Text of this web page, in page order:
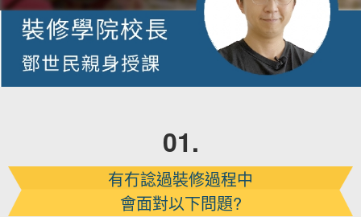
01.
有冇諗過裝修過程中
會⾯對以下問題?